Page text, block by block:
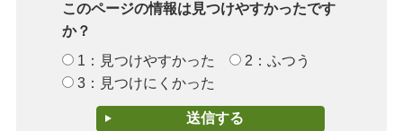
このページの情報は見つけやすかったです
か？
1：見つけやすかった
2：ふつう
3：見つけにくかった